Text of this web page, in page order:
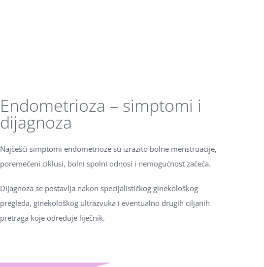
Endometrioza – simptomi i
dijagnoza
Najčešći simptomi endometrioze su izrazito bolne menstruacije,
poremećeni ciklusi, bolni spolni odnosi i nemogućnost začeća.
Dijagnoza se postavlja nakon specijalističkog ginekološkog
pregleda, ginekološkog ultrazvuka i eventualno drugih ciljanih
pretraga koje određuje liječnik.